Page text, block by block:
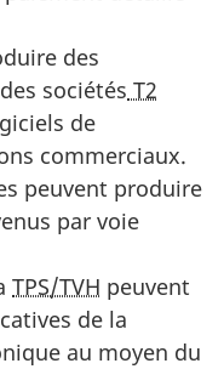
des
sociétés T2
de
commerciaux.
peuvent produire
par voie
TPS/TVH peuvent
de la
au moyen du